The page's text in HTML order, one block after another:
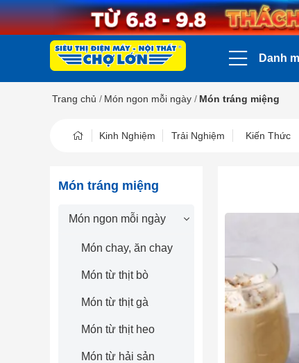
Danh
Trang chủ / Món ngon mỗi ngày / Món tráng miệng
Kinh Nghiệm Trải Nghiệm Kiến Thức
Món tráng miệng
Món ngon mỗi ngày
Món chay, ăn chay
Món từ thịt bò
Món từ thịt gà
Món từ thịt heo
Món từ hải sản